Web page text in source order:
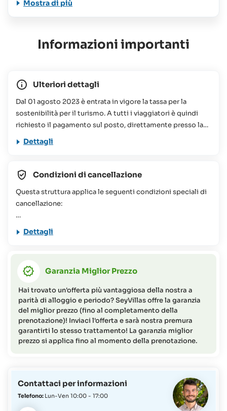
Mostra di più
Informazioni importanti
Ulteriori dettagli
Dal 01 agosto 2023 è entrata in vigore la tassa per la
sostenibilità per il turismo. A tutti i viaggiatori è quindi
richiesto il pagamento sul posto, direttamente presso la
struttura prenotata, di un importo che oscilla tra le 75 e le
100 Rupie Seychellesi a persona, a notte. Questo
conservazione alle Seychelles. Per ulteriori informazioni
Il viaggio proposto non è consigliato per persone a
mobilità ridotta (per maggiori informazioni o richieste non
esitate a contattare il Team SeyVillas).
Dettagli
Condizioni di cancellazione
Questa struttura applica le seguenti condizioni speciali di
cancellazione:
46 giorni o più prima dell'arrivo = 20% dell'importo totale
del soggiorno
35 - 14 giorni prima dell'arrivo = 80% dell'importo totale
13 - 0 giorni prima dell'arrivo (o mancata presentazione) =
95% dell'importo totale del soggiorno
Dettagli
Garanzia Miglior Prezzo
Hai trovato un'offerta più vantaggiosa della nostra a
parità di alloggio e periodo? SeyVillas offre la garanzia
del miglior prezzo (fino al completamento della
prenotazione)! Inviaci l'offerta e sarà nostra premura
garantirti lo stesso trattamento! La garanzia miglior
prezzo si applica fino al momento della prenotazione.
Contattaci per informazioni
Telefono: Lun-Ven 10:00 - 17:00